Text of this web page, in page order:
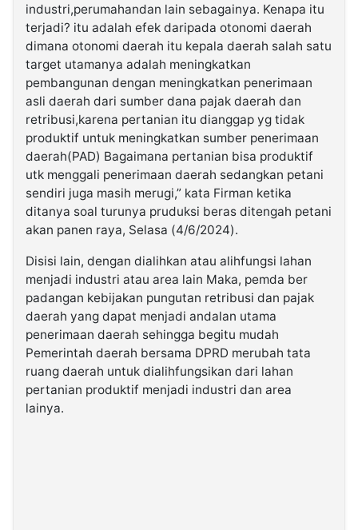
industri,perumahandan lain sebagainya. Kenapa itu
terjadi? itu adalah efek daripada otonomi daerah
dimana otonomi daerah itu kepala daerah salah satu
target utamanya adalah meningkatkan
pembangunan dengan meningkatkan penerimaan
asli daerah dari sumber dana pajak daerah dan
retribusi,karena pertanian itu dianggap yg tidak
produktif untuk meningkatkan sumber penerimaan
daerah(PAD) Bagaimana pertanian bisa produktif
utk menggali penerimaan daerah sedangkan petani
sendiri juga masih merugi,” kata Firman ketika
ditanya soal turunya pruduksi beras ditengah petani
akan panen raya, Selasa (4/6/2024).
Disisi lain, dengan dialihkan atau alihfungsi lahan
menjadi industri atau area lain Maka, pemda ber
padangan kebijakan pungutan retribusi dan pajak
daerah yang dapat menjadi andalan utama
penerimaan daerah sehingga begitu mudah
Pemerintah daerah bersama DPRD merubah tata
ruang daerah untuk dialihfungsikan dari lahan
pertanian produktif menjadi industri dan area
lainya.